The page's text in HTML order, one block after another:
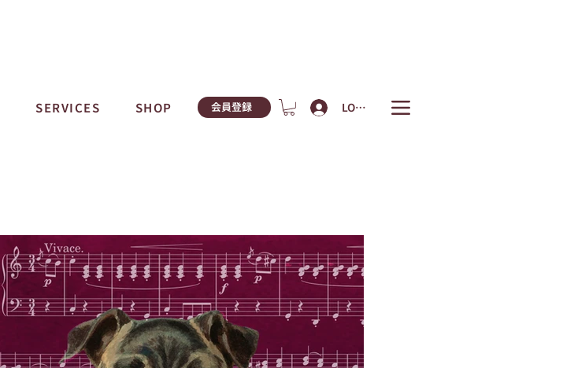
SERVICES SHOP 会員登録 LOGIN